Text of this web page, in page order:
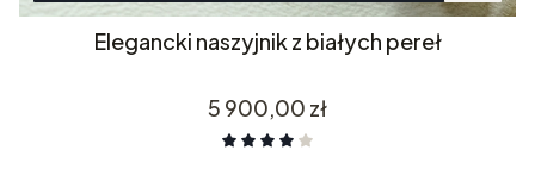
Elegancki naszyjnik z białych pereł
Cena
5 900,00 zł